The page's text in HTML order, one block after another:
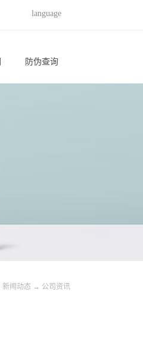
language
防伪查询
新闻动态 → 公司资讯